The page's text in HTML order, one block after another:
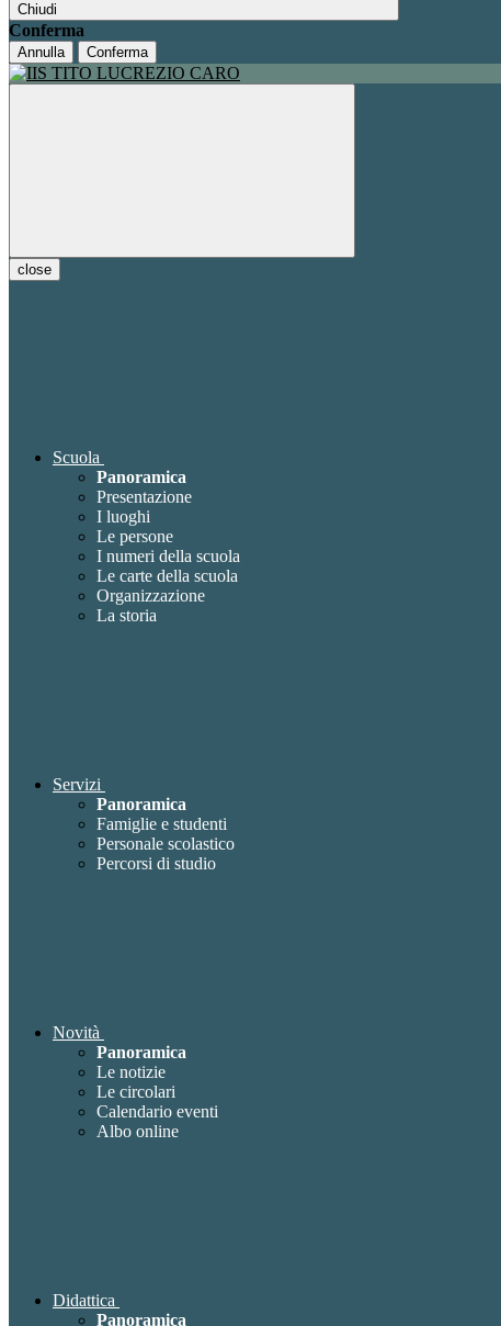
Chiudi
Conferma
Annulla Conferma
close
Scuola
Panoramica
Presentazione
I luoghi
Le persone
I numeri della scuola
Le carte della scuola
Organizzazione
La storia
Servizi
Panoramica
Famiglie e studenti
Personale scolastico
Percorsi di studio
Novità
Panoramica
Le notizie
Le circolari
Calendario eventi
Albo online
Didattica
Panoramica